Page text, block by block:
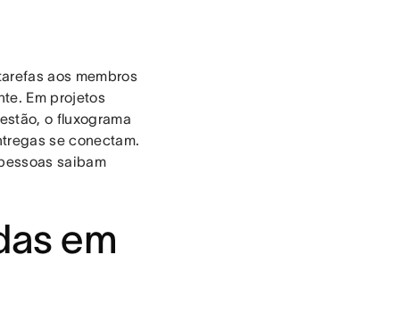
aos membros
Em projetos
o fluxograma
se conectam.
saibam
em